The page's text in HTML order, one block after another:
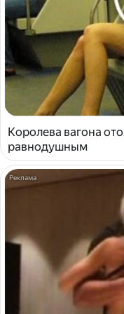
Королева вагона
равнодушным